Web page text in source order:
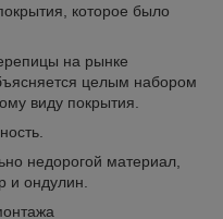
которое было
на рынке
целым набором
виду покрытия.
недорогой материал,
и ондулин.